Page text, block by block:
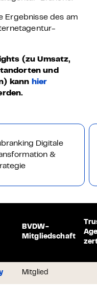
Ergebnisse des am
(zu Umsatz,
und
kann hier
Digitale
&
BVDW-
Mitgliedschaft
Mitglied